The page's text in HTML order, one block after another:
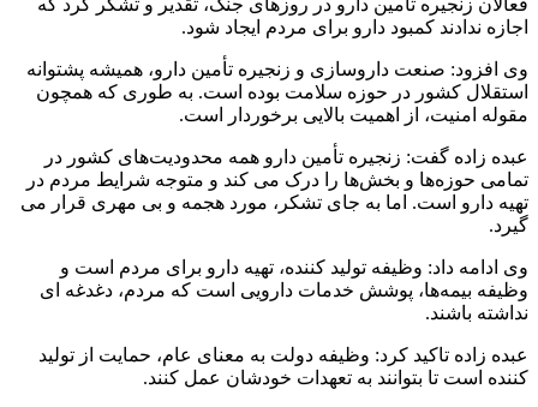
اجازه ندادند کمبود دارو برای مردم ایجاد شود.
وی افزود: صنعت داروسازی و زنجیره تأمین دارو، همیشه پشتوانه
استقلال کشور در حوزه سلامت بوده است. به طوری که همچون
مقوله امنیت، از اهمیت بالایی برخوردار است.
عبده زاده گفت: زنجیره تأمین دارو همه محدودیت‌های کشور در
تمامی حوزه‌ها و بخش‌ها را درک می کند و متوجه شرایط مردم در
تهیه دارو است. اما به جای تشکر، مورد هجمه و بی مهری قرار می
گیرد.
وی ادامه داد: وظیفه تولید کننده، تهیه دارو برای مردم است و
وظیفه بیمه‌ها، پوشش خدمات دارویی است که مردم، دغدغه ای
نداشته باشند.
عبده زاده تاکید کرد: وظیفه دولت به معنای عام، حمایت از تولید
کننده است تا بتوانند به تعهدات خودشان عمل کنند.